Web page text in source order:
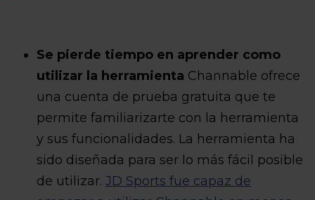
Se pierde tiempo en aprender como
utilizar la herramienta Channable ofrece
una cuenta de prueba gratuita que te
permite familiarizarte con la herramienta
y sus funcionalidades. La herramienta ha
sido diseñada para ser lo más fácil posible
de utilizar. JD Sports fue capaz de